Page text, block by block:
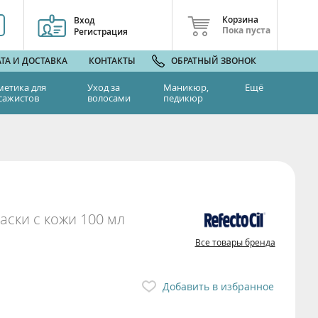
Вход
Регистрация
Корзина
Пока пуста
И ДОСТАВКА КОНТАКТЫ ОБРАТНЫЙ ЗВОНОК
для
Уход за
волосами
Маникюр,
педикюр
Ещё
с кожи 100 мл
Все товары бренда
Добавить в избранное